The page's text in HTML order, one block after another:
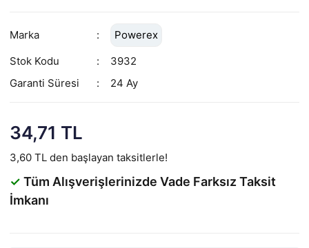
Marka
Powerex
Stok Kodu
3932
Garanti Süresi
24 Ay
34,71 TL
3,60 TL den başlayan taksitlerle!
✓ Tüm Alışverişlerinizde Vade Farksız Taksit
İmkanı